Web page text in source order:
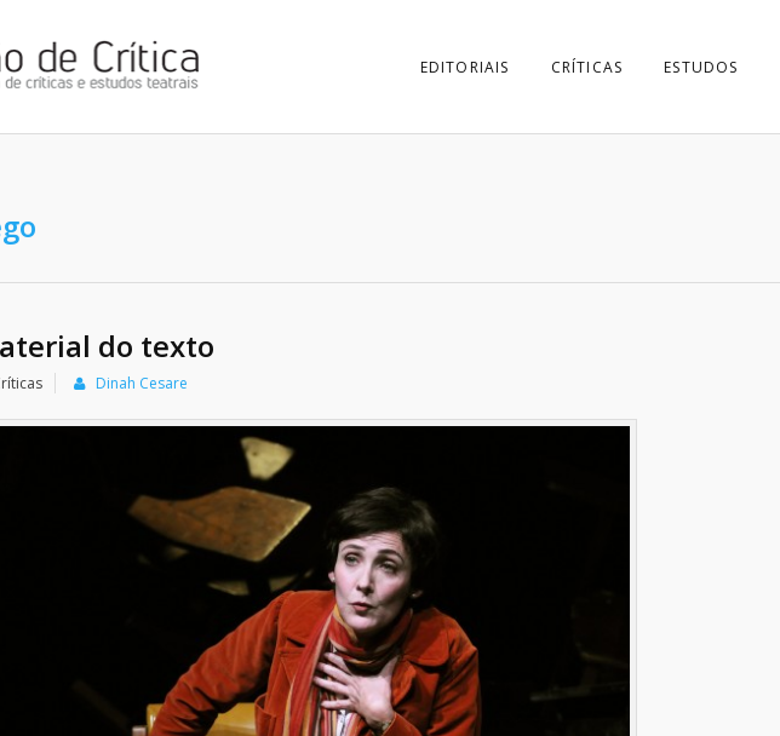
EDITORIAIS CRÍTICAS ESTUDOS
do texto
Dinah Cesare